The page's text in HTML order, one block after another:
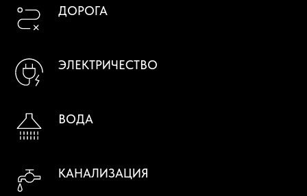
ДОРОГА
ЭЛЕКТРИЧЕСТВО
ВОДА
КАНАЛИЗАЦИЯ